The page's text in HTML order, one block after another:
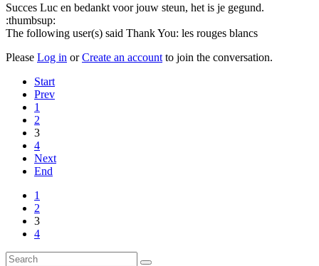
Succes Luc en bedankt voor jouw steun, het is je gegund.
:thumbsup:
The following user(s) said Thank You: les rouges blancs
Please Log in orCreate an account to join the conversation.
Start
Prev
1
2
3
4
Next
End
1
2
3
4